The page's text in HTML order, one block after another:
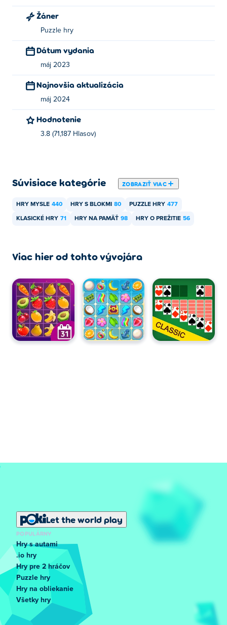
Žáner
Puzzle hry
Dátum vydania
máj 2023
Najnovšia aktualizácia
máj 2024
Hodnotenie
3.8 (71,187 Hlasov)
Súvisiace kategórie ZOBRAZIŤ VIAC
HRY MYSLE 440 HRY S BLOKMI 80 PUZZLE HRY 477
KLASICKÉ HRY 71 HRY NA PAMÄŤ 98 HRY O PREŽITIE 56
Viac hier od tohto vývojára
Let the world play
POPULÁRNY
Hry s autami
.io hry
Hry pre 2 hráčov
Puzzle hry
Hry na obliekanie
Všetky hry